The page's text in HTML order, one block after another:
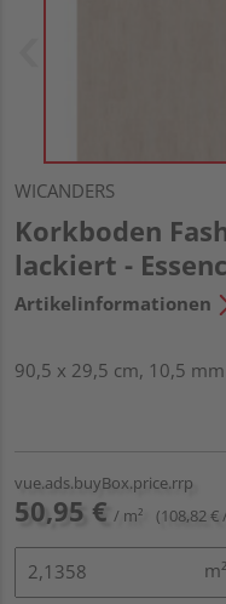
WICANDERS
Korkboden
lackiert -
Artikelinformationen
90,5 x 29,5 cm, 10,5
vue.ads.buyBox.price.rrp
50,95 € / m² (108,82 €
m²